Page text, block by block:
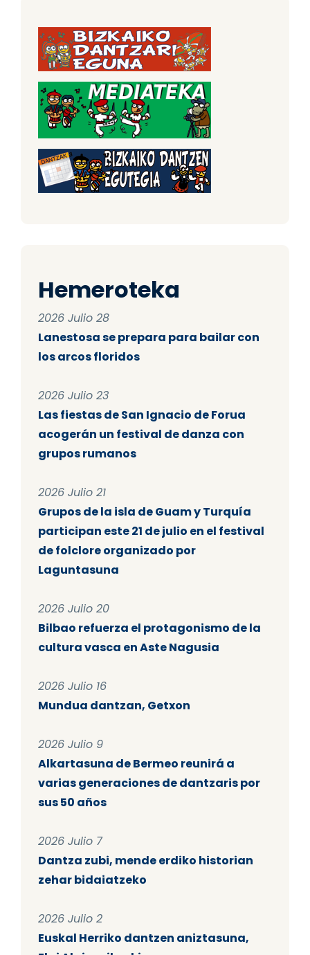
Hemeroteka
2026 Julio 28
Lanestosa se prepara para bailar con
los arcos floridos
2026 Julio 23
Las fiestas de San Ignacio de Forua
acogerán un festival de danza con
grupos rumanos
2026 Julio 21
Grupos de la isla de Guam y Turquía
participan este 21 de julio en el festival
de folclore organizado por
Laguntasuna
2026 Julio 20
Bilbao refuerza el protagonismo de la
cultura vasca en Aste Nagusia
2026 Julio 16
Mundua dantzan, Getxon
2026 Julio 9
Alkartasuna de Bermeo reunirá a
varias generaciones de dantzaris por
sus 50 años
2026 Julio 7
Dantza zubi, mende erdiko historian
zehar bidaiatzeko
2026 Julio 2
Euskal Herriko dantzen aniztasuna,